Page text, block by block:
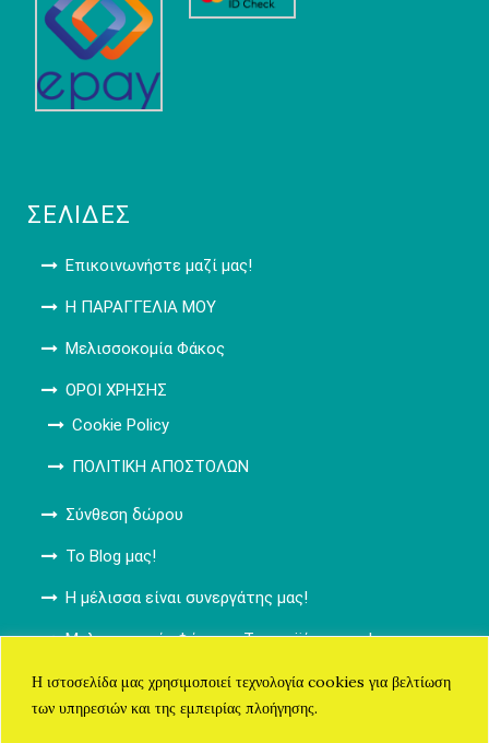
Η ιστοσελίδα μας χρησιμοποιεί τεχνολογία cookies για βελτίωση
των υπηρεσιών και της εμπειρίας πλοήγησης.
ΣΕΛΊΔΕΣ
Επικοινωνήστε μαζί μας!
Η ΠΑΡΑΓΓΕΛΙΑ ΜΟΥ
Μελισσοκομία Φάκος
ΟΡΟΙ ΧΡΗΣΗΣ
Cookie Policy
ΠΟΛΙΤΙΚΗ ΑΠΟΣΤΟΛΩΝ
Σύνθεση δώρου
Το Blog μας!
Η μέλισσα είναι συνεργάτης μας!
Μελισσοκομία Φάκος – Τα προϊόντα μας!
ΚΑΛΑΘΙ ΑΓΟΡΩΝ